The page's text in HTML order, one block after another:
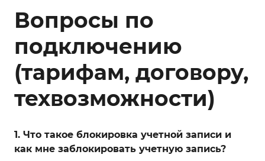
Вопросы по
подключению
(тарифам, договору,
техвозможности)
1. Что такое блокировка учетной записи и
как мне заблокировать учетную запись?